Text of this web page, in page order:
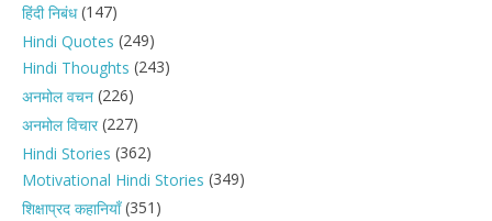
हिंदी निबंध(147)
Hindi Quotes (249)
Hindi Thoughts (243)
अनमोल वचन (226)
अनमोल विचार(227)
Hindi Stories (362)
Motivational Hindi Stories (349)
शिक्षाप्रद कहानियाँ(351)